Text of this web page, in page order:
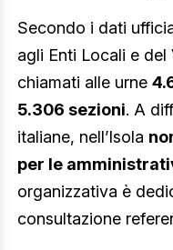
Secondo i dati
agli Enti Locali e del
chiamati alle urne
5.306 sezioni. A
italiane, nell’Isola
per le
organizzativa è
consultazione